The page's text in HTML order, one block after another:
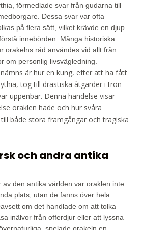
förmedlade svar från gudarna till
Dessa svar var ofta
på flera sätt, vilket krävde en djup
innebörden. Många historiska
orakelns råd användes vid allt från
om personlig livsvägledning.
är hur en kung, efter att ha fått
tog till drastiska åtgärder i tron
uppenbar. Denna händelse visar
oraklen hade och hur svåra
både stora framgångar och tragiska
och andra antika
av den antika världen var oraklen inte
plats, utan de fanns över hela
om det handlade om att tolka
inälvor från offerdjur eller att lyssna
spelade orakeln en